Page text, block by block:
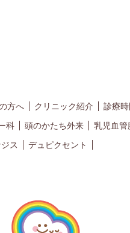
方へ クリニック紹介
診療
科 頭のかたち外来 乳児血管
ス
デュピクセント